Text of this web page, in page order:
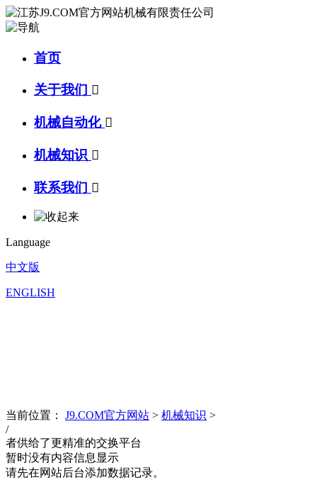
首页
关于我们 
机械自动化 
机械知识 
联系我们 
Language
中文版
ENGLISH
当前位置： J9.COM官方网站 > 机械知识 >
/
者供给了更精准的交换平台
暂时没有内容信息显示
请先在网站后台添加数据记录。